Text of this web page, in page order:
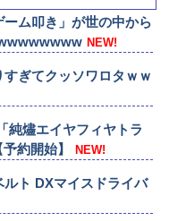
ーム叩き」が世の中から
NEW!
すぎてクッソワロタｗｗ
純燼エイヤフィヤトラ
約開始】
NEW!
ルト DXマイスドライバ